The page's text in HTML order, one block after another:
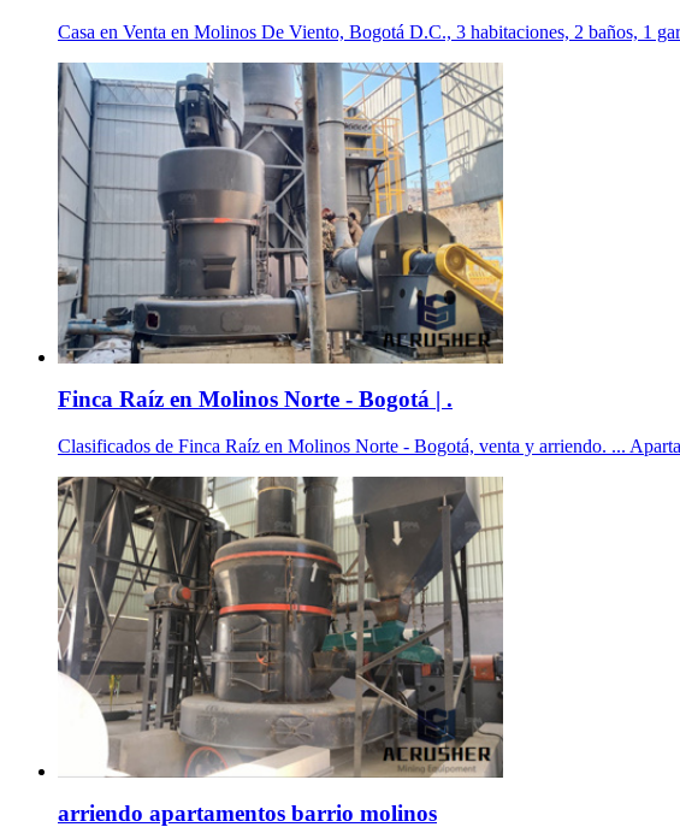
Casa en Venta en Molinos De Viento, Bogotá D.C., 3 habitaciones, 2 baños, 1
Finca Raíz en Molinos Norte - Bogotá | .
Clasificados de Finca Raíz en Molinos Norte - Bogotá, venta y arriendo. ...
arriendo apartamentos barrio molinos